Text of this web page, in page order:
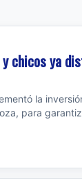
chicos ya
la
para